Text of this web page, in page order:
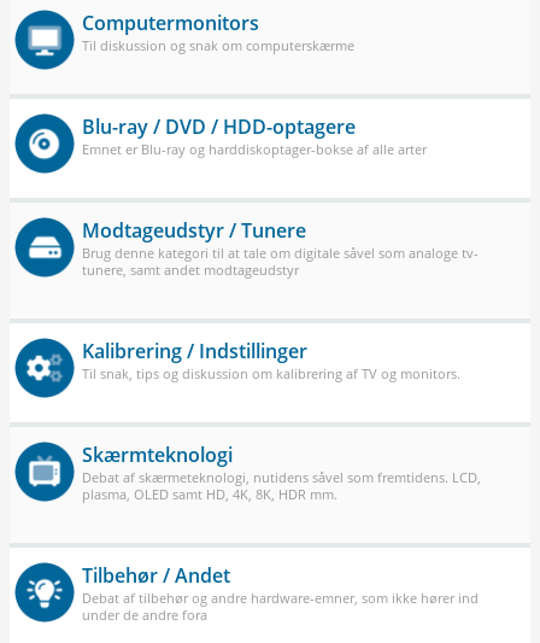
Computermonitors
Til diskussion og snak om computerskærme
Blu-ray / DVD / HDD-optagere
Emnet er Blu-ray og harddiskoptager-bokse af alle arter
Modtageudstyr / Tunere
Brug denne kategori til at tale om digitale såvel som analoge tv-
tunere, samt andet modtageudstyr
Kalibrering / Indstillinger
Til snak, tips og diskussion om kalibrering af TV og monitors.
Skærmteknologi
Debat af skærmeteknologi, nutidens såvel som fremtidens. LCD,
plasma, OLED samt HD, 4K, 8K, HDR mm.
Tilbehør / Andet
Debat af tilbehør og andre hardware-emner, som ikke hører ind
under de andre fora